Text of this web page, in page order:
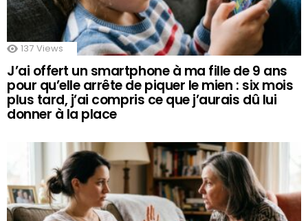
137 Views
J’ai offert un smartphone à ma fille de 9 ans
pour qu’elle arrête de piquer le mien : six mois
plus tard, j’ai compris ce que j’aurais dû lui
donner à la place